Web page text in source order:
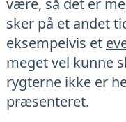
være, så det er
sker på et andet
eksempelvis et
meget vel kunne
rygterne ikke er
præsenteret.